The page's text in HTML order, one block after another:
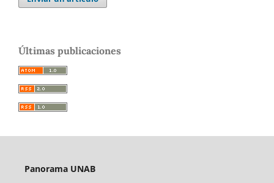
Últimas publicaciones
Panorama UNAB